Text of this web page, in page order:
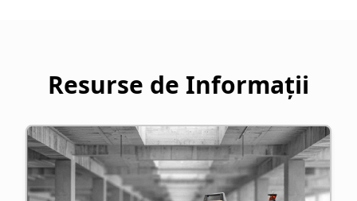
Resurse de Informații